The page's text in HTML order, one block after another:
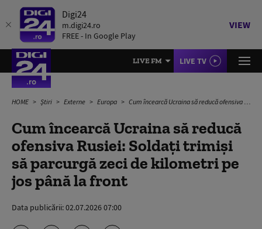
Digi24
m.digi24.ro
FREE - In Google Play
VIEW
LIVE FM LIVE TV
HOME Știri Externe Europa Cum încearcă Ucraina să reducă ofensiva Rusiei: Soldați trimiși să parcurgă zeci de kilometri pe jos până la front
Cum încearcă Ucraina să reducă
ofensiva Rusiei: Soldați trimiși
să parcurgă zeci de kilometri pe
jos până la front
Data publicării:02.07.2026 07:00